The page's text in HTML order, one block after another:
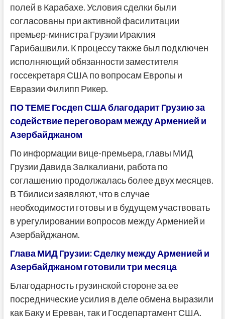
полей в Карабахе. Условия сделки были
согласованы при активной фасилитации
премьер-министра Грузии Ираклия
Гарибашвили. К процессу также был подключен
исполняющий обязанности заместителя
госсекретаря США по вопросам Европы и
Евразии Филипп Рикер.
ПО ТЕМЕ Госдеп США благодарит Грузию за
содействие переговорам между Арменией и
Азербайджаном
По информации вице-премьера, главы МИД
Грузии Давида Залкалиани, работа по
соглашению продолжалась более двух месяцев.
В Тбилиси заявляют, что в случае
необходимости готовы и в будущем участвовать
в урегулировании вопросов между Арменией и
Азербайджаном.
Глава МИД Грузии: Сделку между Арменией и
Азербайджаном готовили три месяца
Благодарность грузинской стороне за ее
посреднические усилия в деле обмена выразили
как Баку и Ереван, так и Госдепартамент США.